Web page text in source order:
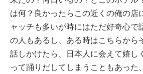
は何？良かったらこの近くの俺の店
ャッチも多いが時にはただ好奇心で
の人もあるし、ある時はこちらから
話しかけたら、日本人に会えて嬉し
って踊りだしてしまうこともあった